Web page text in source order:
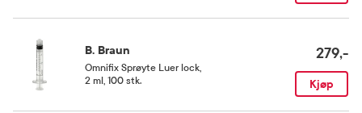
B. Braun
Omnifix Sprøyte Luer lock
2 ml, 100 stk.
279,-
Kjøp